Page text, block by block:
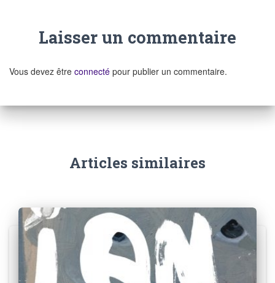
Laisser un commentaire
Vous devez être connecté pour publier un commentaire.
Articles similaires